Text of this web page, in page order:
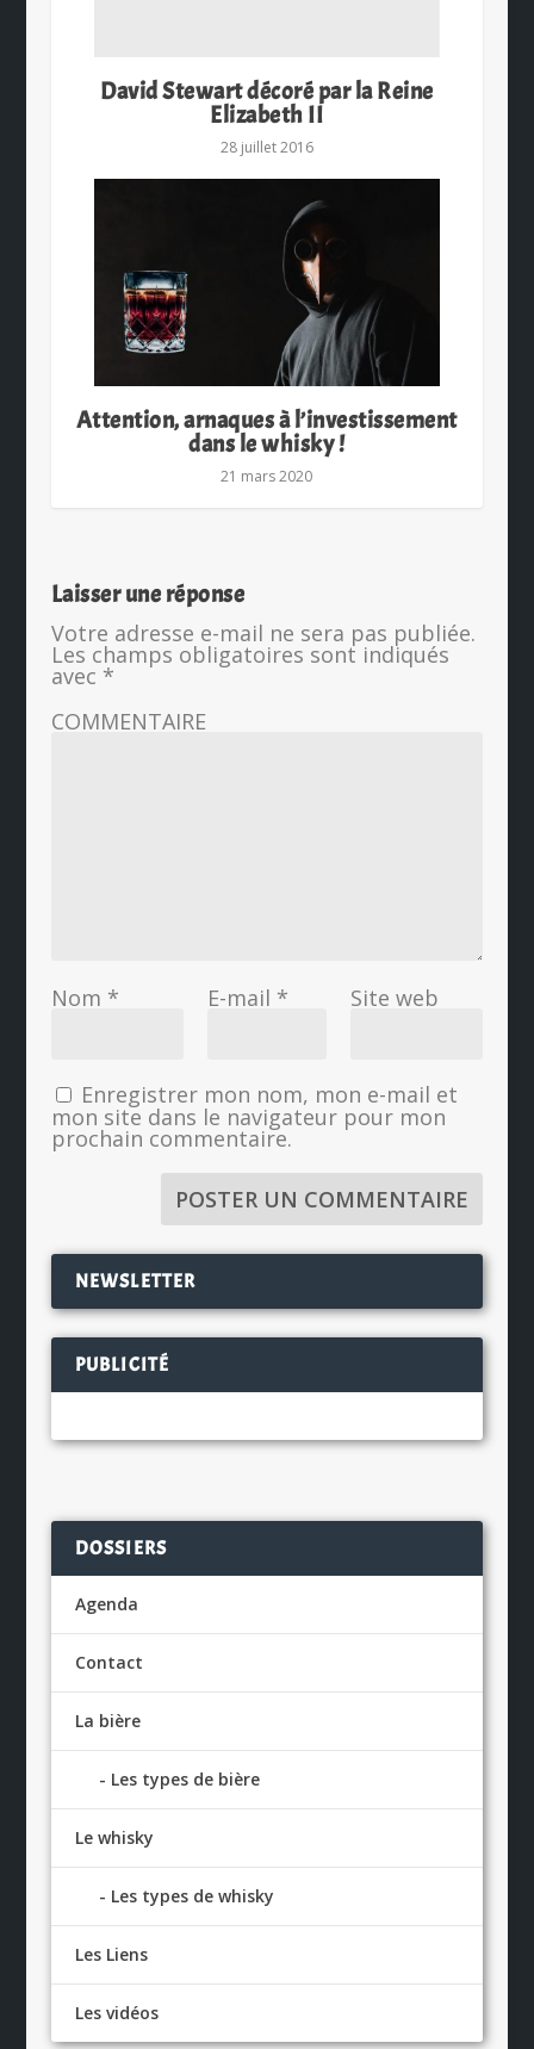
David Stewart décoré par la Reine
Elizabeth II
28 juillet 2016
Attention, arnaques à l’investissement
dans le whisky !
21 mars 2020
Laisser une réponse
Votre adresse e-mail ne sera pas publiée.
Les champs obligatoires sont indiqués
avec *
COMMENTAIRE
Nom * E-mail * Site web
Enregistrer mon nom, mon e-mail et
mon site dans le navigateur pour mon
prochain commentaire.
NEWSLETTER
PUBLICITÉ
DOSSIERS
Agenda
Contact
La bière
Les types de bière
Le whisky
Les types de whisky
Les Liens
Les vidéos